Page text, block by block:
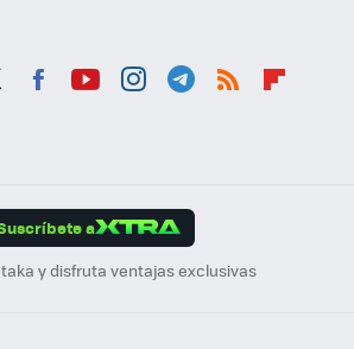
a
y disfruta ventajas exclusivas